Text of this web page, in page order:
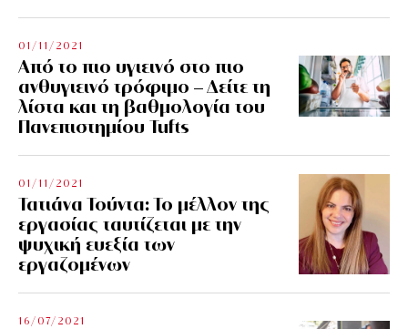
01/11/2021
Από το πιο υγιεινό στο πιο
ανθυγιεινό τρόφιμο – Δείτε τη
λίστα και τη βαθμολογία του
Πανεπιστημίου Tufts
01/11/2021
Τατιάνα Τούντα: Το μέλλον της
εργασίας ταυτίζεται με την
ψυχική ευεξία των
εργαζομένων
16/07/2021